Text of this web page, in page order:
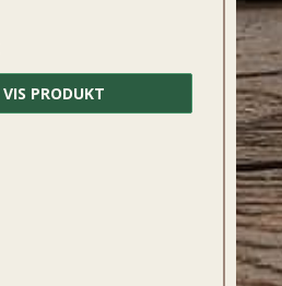
VIS PRODUKT